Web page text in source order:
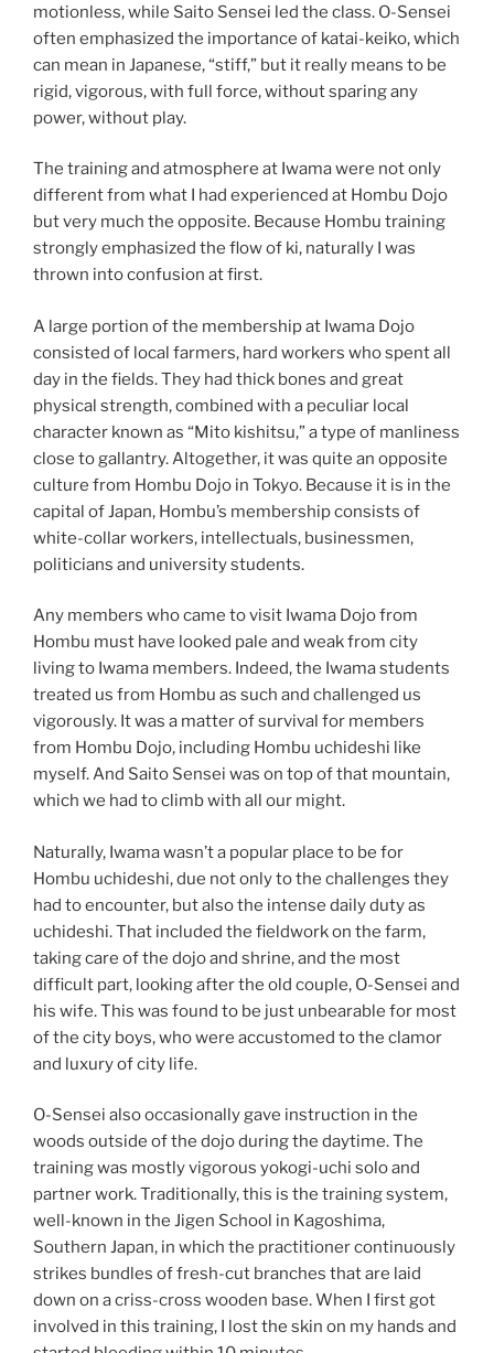
motionless, while Saito Sensei led the class. O-Sensei
often emphasized the importance of katai-keiko, which
can mean in Japanese, “stiff,” but it really means to be
rigid, vigorous, with full force, without sparing any
power, without play.
The training and atmosphere at Iwama were not only
different from what I had experienced at Hombu Dojo
but very much the opposite. Because Hombu training
strongly emphasized the flow of ki, naturally I was
thrown into confusion at first.
A large portion of the membership at Iwama Dojo
consisted of local farmers, hard workers who spent all
day in the fields. They had thick bones and great
physical strength, combined with a peculiar local
character known as “Mito kishitsu,” a type of manliness
close to gallantry. Altogether, it was quite an opposite
culture from Hombu Dojo in Tokyo. Because it is in the
capital of Japan, Hombu’s membership consists of
white-collar workers, intellectuals, businessmen,
politicians and university students.
Any members who came to visit Iwama Dojo from
Hombu must have looked pale and weak from city
living to Iwama members. Indeed, the Iwama students
treated us from Hombu as such and challenged us
vigorously. It was a matter of survival for members
from Hombu Dojo, including Hombu uchideshi like
myself. And Saito Sensei was on top of that mountain,
which we had to climb with all our might.
Naturally, Iwama wasn’t a popular place to be for
Hombu uchideshi, due not only to the challenges they
had to encounter, but also the intense daily duty as
uchideshi. That included the fieldwork on the farm,
taking care of the dojo and shrine, and the most
difficult part, looking after the old couple, O-Sensei and
his wife. This was found to be just unbearable for most
of the city boys, who were accustomed to the clamor
and luxury of city life.
O-Sensei also occasionally gave instruction in the
woods outside of the dojo during the daytime. The
training was mostly vigorous yokogi-uchi solo and
partner work. Traditionally, this is the training system,
well-known in the Jigen School in Kagoshima,
Southern Japan, in which the practitioner continuously
strikes bundles of fresh-cut branches that are laid
down on a criss-cross wooden base. When I first got
involved in this training, I lost the skin on my hands and